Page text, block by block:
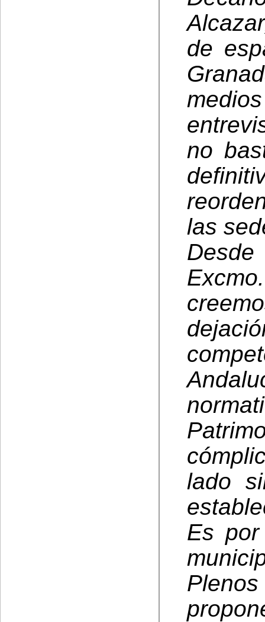
de
no
las
lado
Es